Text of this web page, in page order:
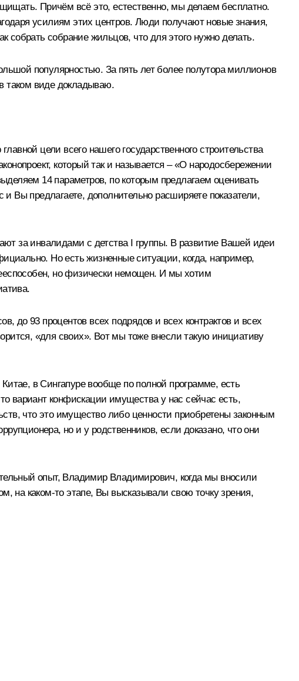
Причём всё это, естественно, мы делаем бесплатно.
усилиям этих центров. Люди получают новые знания,
собрать собрание жильцов, что для этого нужно делать.
популярностью. За пять лет более полутора миллионов
таком виде докладываю.
цели всего нашего государственного строительства
который так и называется – «О народосбережении
14 параметров, по которым предлагаем оценивать
Вы предлагаете, дополнительно расширяете показатели,
за инвалидами с детства I группы. В развитие Вашей идеи
Но есть жизненные ситуации, когда, например,
но физически немощен. И мы хотим
93 процентов всех подрядов и всех контрактов и всех
«для своих». Вот мы тоже внесли такую инициативу
в Сингапуре вообще по полной программе, есть
вариант конфискации имущества у нас сейчас есть,
что это имущество либо ценности приобретены законным
но и у родственников, если доказано, что они
опыт, Владимир Владимирович, когда мы вносили
на каком‑то этапе, Вы высказывали свою точку зрения,